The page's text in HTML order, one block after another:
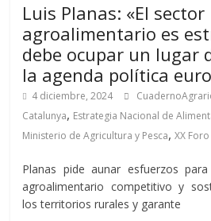
Luis Planas: «El sector
agroalimentario es
debe ocupar un lugar
la agenda política
4 diciembre, 2024
Catalunya, Estrategia Nacional de
Ministerio de Agricultura y Pesca,XX
Planas pide aunar esfuerzos
agroalimentario competitivo y
los territorios rurales y garante